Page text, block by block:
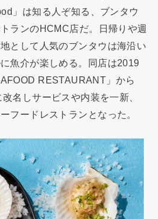
」は知る人ぞ知る、ブンタウ
ランのHCMC店だ。日帰りや週
として人気のブンタウは海沿い
魚介が楽しめる。同店は2019
RESTAURANT」から
名しサービスや内装を一新、
フードレストランとなった。